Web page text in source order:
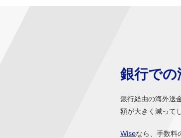
銀行で
銀行経由の海外送
額が大きく減って
Wiseなら、手数料